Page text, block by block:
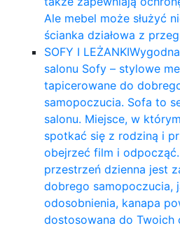
Ale mebel może służyć
ścianka działowa z
SOFY I LEŻANKI
salonu Sofy – stylowe
tapicerowane do
samopoczucia. Sofa to
salonu. Miejsce, w
spotkać się z rodziną i
obejrzeć film i
przestrzeń dzienna jest
dobrego samopoczucia,
odosobnienia, kanapa
dostosowana do Twoich